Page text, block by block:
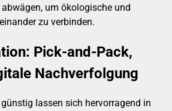
um ökologische und
zu verbinden.
Pick-and-Pack,
Nachverfolgung
lassen sich hervorragend in